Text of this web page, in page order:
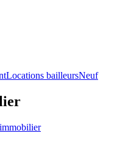
Locations bailleursNeuf